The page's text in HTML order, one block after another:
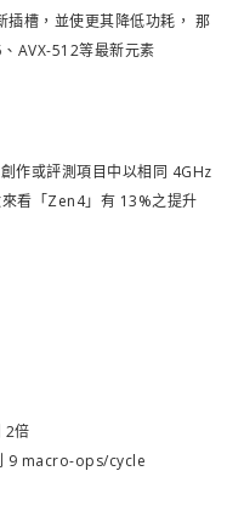
插槽，並使更其降低功耗， 那
AVX-512等最新元素
作或評測項目中以相同 4GHz
看「Zen4」有 13%之提升
2倍
9 macro-ops/cycle